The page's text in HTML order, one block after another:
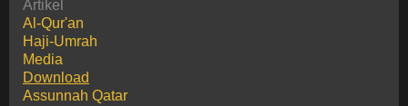
Artikel
Al-Qur'an
Haji-Umrah
Media
Download
Assunnah Qatar